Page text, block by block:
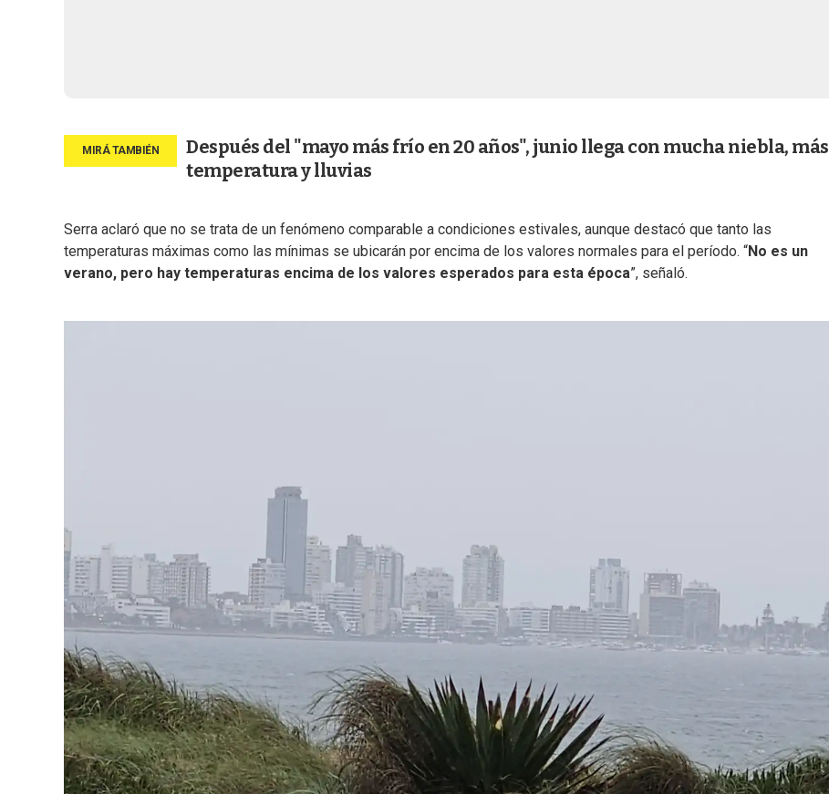
Después del "mayo más frío en 20 años", junio llega con mucha niebla, más
temperatura y lluvias
Serra aclaró que no se trata de un fenómeno comparable a condiciones estivales, aunque destacó que tanto las
temperaturas máximas como las mínimas se ubicarán por encima de los valores normales para el período. “No es un
verano, pero hay temperaturas encima de los valores esperados para esta época”, señaló.